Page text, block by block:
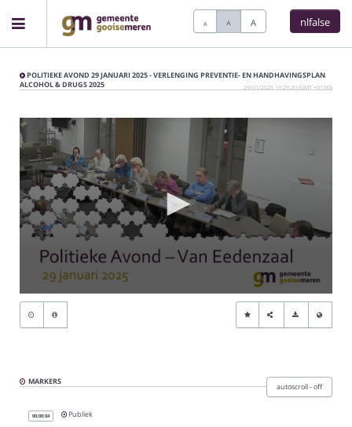
Home
Meetings
Live Sessions
Categories
Watchlist
Search
About
nlfalse
A A A
POLITIEKE AVOND 29 JANUARI 2025 - VERLENGING PREVENTIE- EN HANDHAVINGSPLAN
ALCOHOL & DRUGS 2025
29/01/2025 19:29:20 (GMT +01:00)
0
seconds
of
MARKERS
autoscroll - off
00:00:04 Publiek